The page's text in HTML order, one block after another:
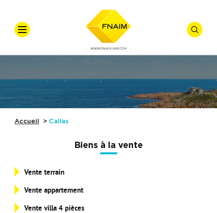
Locations
Gestion Locative
Accueil Callas
Biens à la vente
Vente terrain
Vente appartement
Vente villa 4 pièces
VOTRE
VOTRE
*